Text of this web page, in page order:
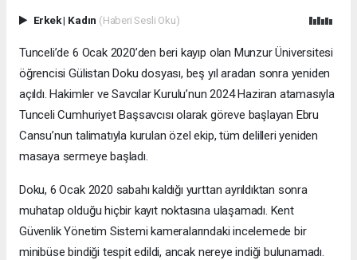
Erkek| Kadın (Haberi Sesli Oku)
Tunceli’de 6 Ocak 2020’den beri kayıp olan Munzur Üniversitesi
öğrencisi Gülistan Doku dosyası, beş yıl aradan sonra yeniden
açıldı. Hakimler ve Savcılar Kurulu’nun 2024 Haziran atamasıyla
Tunceli Cumhuriyet Başsavcısı olarak göreve başlayan Ebru
Cansu’nun talimatıyla kurulan özel ekip, tüm delilleri yeniden
masaya sermeye başladı.
Doku, 6 Ocak 2020 sabahı kaldığı yurttan ayrıldıktan sonra
muhatap olduğu hiçbir kayıt noktasına ulaşamadı. Kent
Güvenlik Yönetim Sistemi kameralarındaki incelemede bir
minibüse bindiği tespit edildi, ancak nereye indiği bulunamadı.